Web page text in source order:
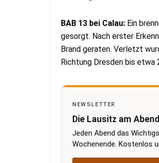
BAB 13 bei Calau: Ein
gesorgt. Nach erster
Brand geraten. Verletzt
Richtung Dresden bis etwa
NEWSLETTER
Die Lausitz am
Jeden Abend das
Wochenende. Kostenlos